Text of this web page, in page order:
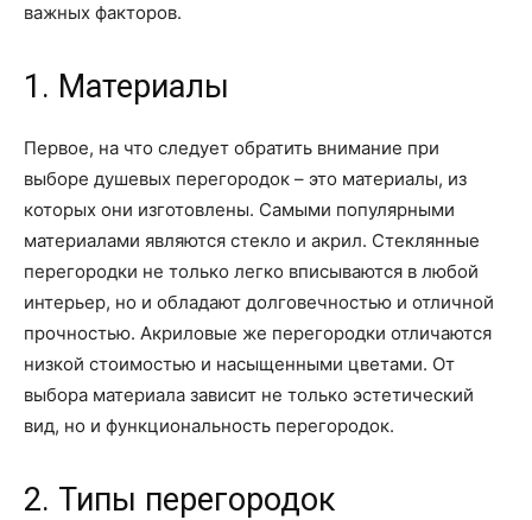
важных факторов.
1. Материалы
Первое, на что следует обратить внимание при
выборе душевых перегородок – это материалы, из
которых они изготовлены. Самыми популярными
материалами являются стекло и акрил. Стеклянные
перегородки не только легко вписываются в любой
интерьер, но и обладают долговечностью и отличной
прочностью. Акриловые же перегородки отличаются
низкой стоимостью и насыщенными цветами. От
выбора материала зависит не только эстетический
вид, но и функциональность перегородок.
2. Типы перегородок